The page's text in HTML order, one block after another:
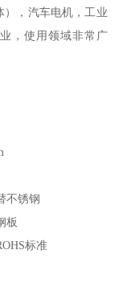
），汽车电机，工业
，使用领域非常广
不锈钢
板
标准